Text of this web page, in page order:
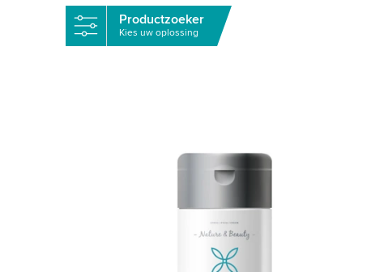
Productzoeker
Kies uw oplossing